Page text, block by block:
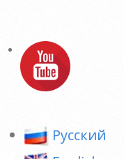
Pусский